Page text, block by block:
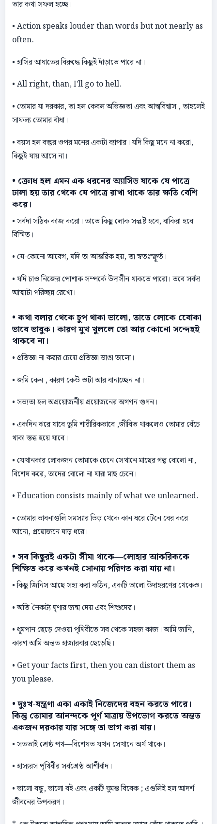
তার কথা সফল হচ্ছে।
• Action speaks louder than words but not nearly as
often.
• হাসির আঘাতের বিরুদ্ধে কিছুই দাঁড়াতে পারে না।
• All right, than, I'll go to hell.
• তােমার যা দরকার, তা হল কেবল অভিজ্ঞতা এবং আত্মবিশ্বাস , তাহলেই
সাফল্য তােমার বাঁধা।
• বয়স হল বস্তুর ওপর মনের একটা ব্যাপার। যদি কিছু মনে না করাে,
কিছুই যায় আসে না।
• ক্রোধ হল এমন এক ধরনের অ্যাসিড যাকে যে পাত্রে
ঢালা হয় তার থেকে যে পাত্রে রাখা থাকে তার ক্ষতি বেশি
করে।
• সর্বদা সঠিক কাজ করাে। তাতে কিছু লােক সন্তুষ্ট হবে, বাকিরা হবে
বিস্মিত।
• যে-কোনাে আবেগ, যদি তা আন্তরিক হয়, তা স্বতঃস্ফূর্ত।
• যদি চাও নিজের পােশাক সম্পর্কে উদাসীন থাকতে পারাে। তবে সর্বদা
আত্মাটা পরিচ্ছন্ন রেখাে।
• কথা বলার থেকে চুপ থাকা ভালাে, তাতে লােকে বোেকা
ভাবে ভাবুক। কারণ মুখ খুললে তাে আর কোনাে সন্দেহই
থাকবে না।
• প্রতিজ্ঞা না করার চেয়ে প্রতিজ্ঞা ভাঙা ভালাে।
• জমি কেন , কারণ কেউ ওটা আর বানাচ্ছেন না।
• সভ্যতা হল অপ্রয়ােজনীয় প্রয়ােজনের অগণন গুণন।
• একদিন ঝরে যাবে তুমি শারীরিকভাবে ,জীবিত থাকলেও তােমার বেঁচে
থাকা স্তব্ধ হয়ে যাবে।
• যেখানকার লােকজন তােমাকে চেনে সেখানে মাছের গল্প বােলাে না,
বিশেষ করে, তাদের বােলাে না যারা মাছ চেনে।
• Education consists mainly of what we unlearned.
• তােমার ভাবনাগুলি সমস্যার ভিড় থেকে কান ধরে টেনে বের করে
আনাে, প্রয়ােজনে ঘাড় ধরে।
• সব কিছুরই একটা সীমা থাকে—লােহার আকরিককে
শিক্ষিত করে কখনই সােনায় পরিণত করা যায় না।
• কিছু জিনিস আছে সহ্য করা কঠিন, একটি ভালাে উদাহরণের থেকেও।
• অতি নৈকট্য ঘৃণার জন্ম দেয় এবং শিশুদের।
• ধূমপান ছেড়ে দেওয়া পৃথিবীতে সব থেকে সহজ কাজ। আমি জানি,
কারণ আমি অন্তত হাজারবার ছেড়েছি।
• Get your facts first, then you can distort them as
you please.
• দুঃখ-যন্ত্রণা একা একাই নিজেদের বহন করতে পারে।
কিন্তু তােমার আনন্দকে পূর্ণ মাত্রায় উপভােগ করতে অন্তত
একজন দরকার যার সঙ্গে তা ভাগ করা যায়।
• সততাই শ্রেষ্ঠ পথ—বিশেষত যখন সেখানে অর্থ থাকে।
• হাস্যরস পৃথিবীর সর্বশ্রেষ্ঠ আশীর্বাদ।
• ভালাে বন্ধু, ভালাে বই এবং একটি ঘুমন্ত বিবেক ; এগুলিই হল আদর্শ
জীবনের উপকরণ।